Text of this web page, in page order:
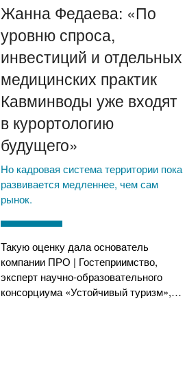
Жанна Федаева: «По
уровню спроса,
инвестиций и отдельных
медицинских практик
Кавминводы уже входят
в курортологию
будущего»
Но кадровая система территории пока
развивается медленнее, чем сам
рынок.
Такую оценку дала основатель
компании ПРО | Гостеприимство,
эксперт научно-образовательного
консорциума «Устойчивый туризм»,…